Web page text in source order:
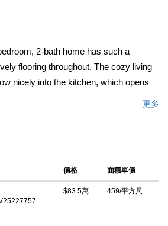
2-bath home has such a
flooring throughout. The cozy living
nicely into the kitchen, which opens
make a great home office, nursery,
play area, garden, or BBQ setup,
fun and family time. The generous
for storage or weekend projects.
更多
價格 面積單價
$83.5萬 459/平方尺